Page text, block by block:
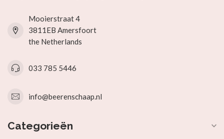
Mooierstraat 4
3811EB Amersfoort
the Netherlands
033 785 5446
info@beerenschaap.nl
Categorieën